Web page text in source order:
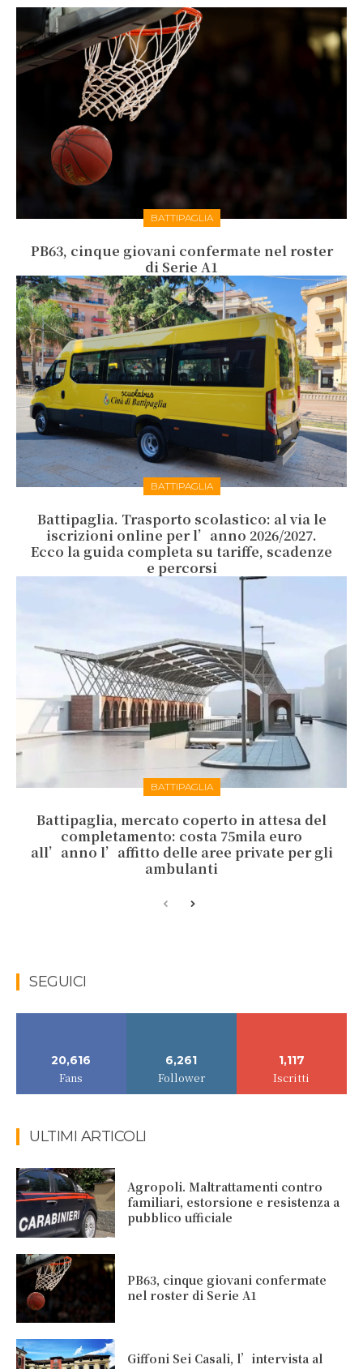
BATTIPAGLIA
PB63, cinque giovani confermate nel roster
di Serie A1
BATTIPAGLIA
Battipaglia. Trasporto scolastico: al via le
iscrizioni online per l’anno 2026/2027.
Ecco la guida completa su tariffe, scadenze
e percorsi
BATTIPAGLIA
Battipaglia, mercato coperto in attesa del
completamento: costa 75mila euro
all’anno l’affitto delle aree private per gli
ambulanti
SEGUICI
20,616
Fans
6,261
Follower
1,117
Iscritti
ULTIMI ARTICOLI
Agropoli. Maltrattamenti contro
familiari, estorsione e resistenza a
pubblico ufficiale
PB63, cinque giovani confermate
nel roster di Serie A1
Giffoni Sei Casali, l’intervista al